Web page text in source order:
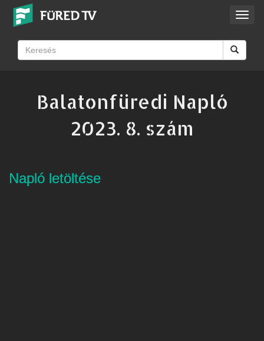
Balatonfüredi Napló
2023. 8. szám
Napló letöltése
Napló letöltése